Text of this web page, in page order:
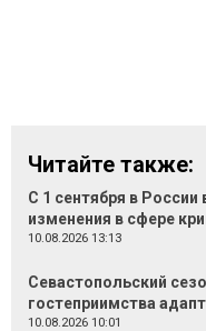
Читайте также:
С 1 сентября в
изменения в сфере
10.08.2026 13:13
Севастопольский
гостеприимства
10.08.2026 10:01